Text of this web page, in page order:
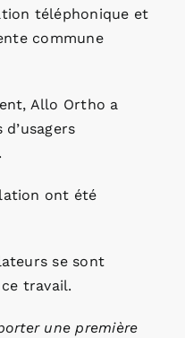
téléphonique et
commune
Allo Ortho a
ont été
se sont
travail.
une première